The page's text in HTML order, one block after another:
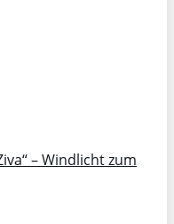
– Windlicht zum